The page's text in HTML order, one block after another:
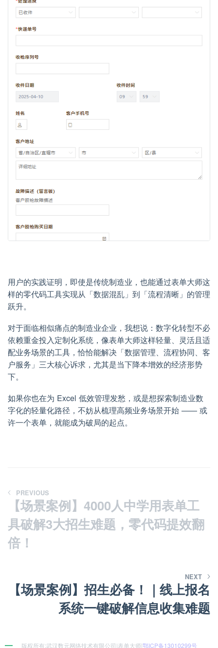
用户的实践证明，即使是传统制造业，也能通过表单大师这
样的零代码工具实现从「数据混乱」到「流程清晰」的管理
跃升。
对于面临相似痛点的制造业企业，我想说：数字化转型不必
依赖重金投入定制化系统，像表单大师这样轻量、灵活且适
配业务场景的工具，恰恰能解决「数据管理、流程协同、客
户服务」三大核心诉求，尤其是当下降本增效的经济形势
下。
如果你也在为 Excel 低效管理发愁，或是想探索制造业数
字化的轻量化路径，不妨从梳理高频业务场景开始 —— 或
许一个表单，就能成为破局的起点。
PREVIOUS
【场景案例】4000人中学用表单工
具破解3大招生难题，零代码提效翻
倍！
NEXT
【场景案例】招生必备！｜线上报名
系统一键破解信息收集难题
版权所有:武汉数元网络技术有限公司|表单大师|鄂ICP备13010299号